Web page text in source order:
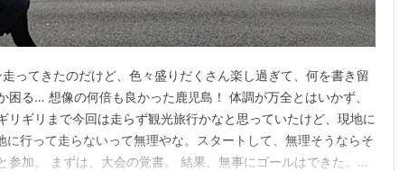
ってきたのだけど、色々盛りだくさん楽し過ぎて、何を書き留
困る… 想像の何倍も良かった鹿児島！ 体調が万全とはいかず、
リギリまで今回は走らず観光旅行かなと思っていたけど、現地に
行って走らないって無理やな。スタートして、無理そうならそ
参加。 まずは、大会の覚書。 結果、無事にゴールはできた。相